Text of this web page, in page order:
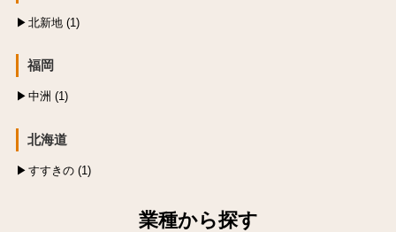
北新地 (1)
福岡
中洲 (1)
北海道
すすきの (1)
業種から探す